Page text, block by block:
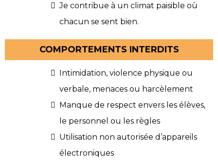
Je contribue à un climat paisible où
chacun se sent bien.
COMPORTEMENTS INTERDITS
Intimidation, violence physique ou
verbale, menaces ou harcèlement
Manque de respect envers les élèves,
le personnel ou les règles
Utilisation non autorisée d’appareils
électroniques